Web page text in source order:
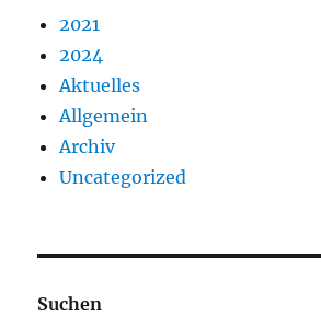
2021
2024
Aktuelles
Allgemein
Archiv
Uncategorized
Suchen